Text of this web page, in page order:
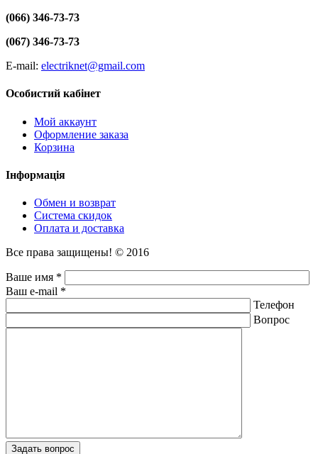
(066) 346-73-73
(067) 346-73-73
E-mail: electriknet@gmail.com
Особистий кабінет
Мой аккаунт
Оформление заказа
Корзина
Інформація
Обмен и возврат
Система скидок
Оплата и доставка
Все права защищены! © 2016
Ваше имя *
Ваш e-mail *
Телефон
Вопрос